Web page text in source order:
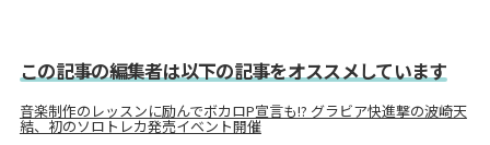
この記事の編集者は以下の記事をオススメしています
音楽制作のレッスンに励んでボカロP宣言も!? グラビア快進撃の波崎天
結、初のソロトレカ発売イベント開催